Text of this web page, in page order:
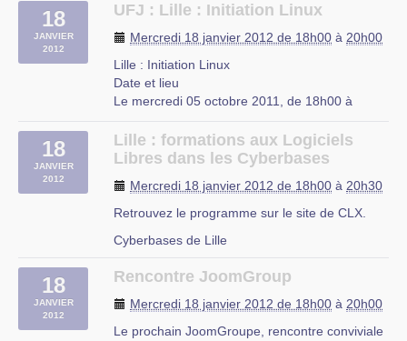
18
JANVIER
2012
UFJ : Lille : Initiation Linux
Mercredi 18 janvier 2012 de 18h00 à 20h00
Lille : Initiation Linux
Date et lieu
Le mercredi 05 octobre 2011, de 18h00 à
À Lille, Nord-Pas-de-Calais
Description
niveau débutant tous les mercredis de 18h à
20h à partir du 5 octobre 2011 jusqu’a fin juin
rue du Mal-Assis
18
JANVIER
2012
Lille : formations aux Logiciels
Libres dans les Cyberbases
Mercredi 18 janvier 2012 de 18h00 à 20h30
Retrouvez le programme sur le site de CLX.
Cyberbases de Lille
18
JANVIER
2012
Rencontre JoomGroup
Mercredi 18 janvier 2012 de 18h00 à 20h00
Le prochain JoomGroupe, rencontre conviviale